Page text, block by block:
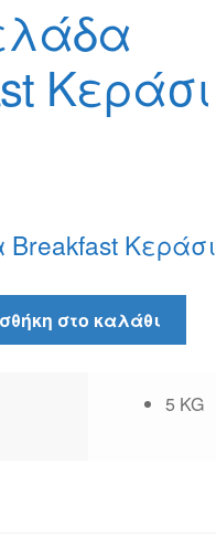
Κεράσι
Κεράσι
στο καλάθι
5 KG